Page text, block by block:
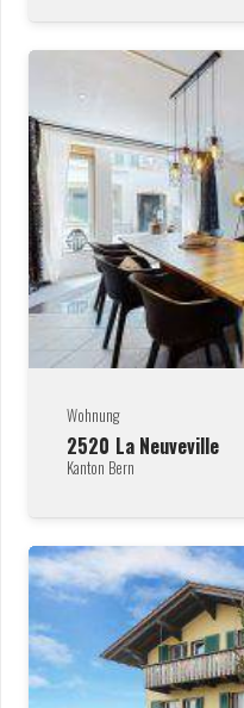
Wohnung
2520 La Neuveville
Kanton Bern